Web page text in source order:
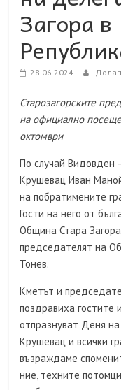
Загора
28.06.2024
Старозагорските
на официално
октомври
По случай Видовден
Крушевац Иван
на побратимените
Гости на него от
Община Стара
председателят на
Тонев.
Кметът и
поздравиха гостите
отпразнуват Деня
Крушевац и всички
възраждаме
ние, техните